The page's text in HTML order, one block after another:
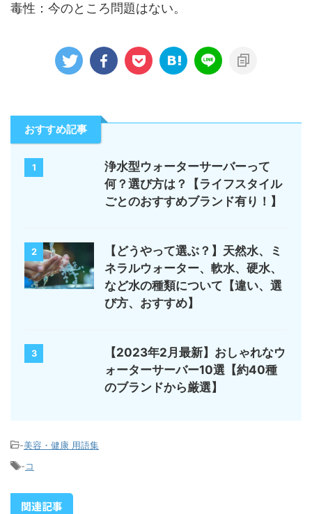
毒性：今のところ問題はない。
おすすめ記事
1
浄水型ウォーターサーバーって
何？選び方は？【ライフスタイル
ごとのおすすめブランド有り！】
2
【どうやって選ぶ？】天然水、ミ
ネラルウォーター、軟水、硬水、
など水の種類について【違い、選
び方、おすすめ】
3
【2023年2月最新】おしゃれなウ
ォーターサーバー10選【約40種
のブランドから厳選】
-美容・健康 用語集
-コ
関連記事